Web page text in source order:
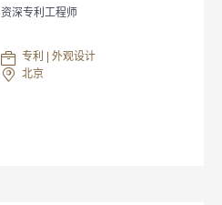
资深专利工程师
专利 | 外观设计
北京